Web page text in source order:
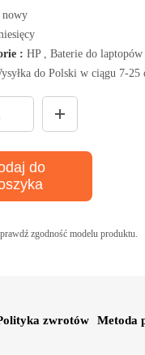
nowy
: HP , Baterie do laptopów
do Polski w ciągu 7-25
do
zgodność modelu produktu.
zwrotów Metoda